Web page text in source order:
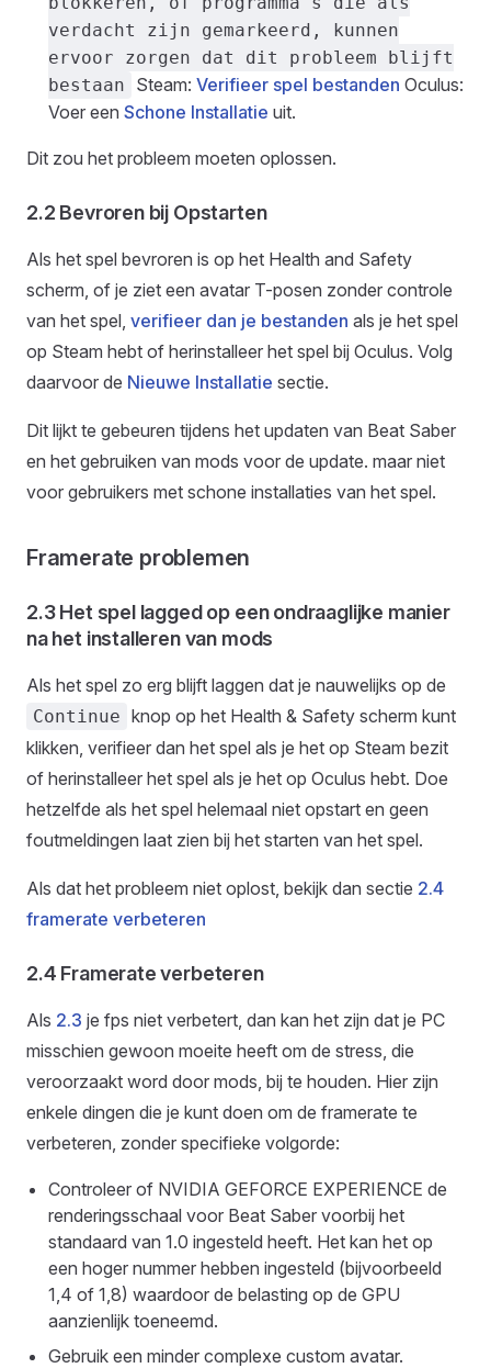
verdacht zijn gemarkeerd, kunnen
ervoor zorgen dat dit probleem blijft
bestaan
Steam: Verifieer spel bestanden Oculus:
Voer een Schone Installatie uit.
Dit zou het probleem moeten oplossen.
2.2 Bevroren bij Opstarten
Als het spel bevroren is op het Health and Safety
scherm, of je ziet een avatar T-posen zonder controle
van het spel, verifieer dan je bestanden als je het spel
op Steam hebt of herinstalleer het spel bij Oculus. Volg
daarvoor de Nieuwe Installatie sectie.
Dit lijkt te gebeuren tijdens het updaten van Beat Saber
en het gebruiken van mods voor de update. maar niet
voor gebruikers met schone installaties van het spel.
Framerate problemen
2.3 Het spel lagged op een ondraaglijke manier
na het installeren van mods
Als het spel zo erg blijft laggen dat je nauwelijks op de
Continue knop op het Health & Safety scherm kunt
klikken, verifieer dan het spel als je het op Steam bezit
of herinstalleer het spel als je het op Oculus hebt. Doe
hetzelfde als het spel helemaal niet opstart en geen
foutmeldingen laat zien bij het starten van het spel.
Als dat het probleem niet oplost, bekijk dan sectie 2.4
framerate verbeteren
2.4 Framerate verbeteren
Als 2.3 je fps niet verbetert, dan kan het zijn dat je PC
misschien gewoon moeite heeft om de stress, die
veroorzaakt word door mods, bij te houden. Hier zijn
enkele dingen die je kunt doen om de framerate te
verbeteren, zonder specifieke volgorde:
Controleer of NVIDIA GEFORCE EXPERIENCE de
renderingsschaal voor Beat Saber voorbij het
standaard van 1.0 ingesteld heeft. Het kan het op
een hoger nummer hebben ingesteld (bijvoorbeeld
1,4 of 1,8) waardoor de belasting op de GPU
aanzienlijk toeneemd.
Gebruik een minder complexe custom avatar.